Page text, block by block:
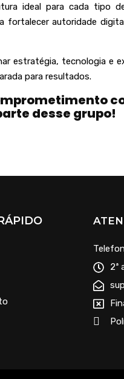
ideal para cada tipo
fortalecer autoridade
estratégia, tecnologia e
para resultados.
desse grupo!
2ª